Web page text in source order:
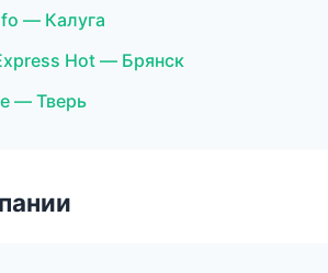
— Калуга
Hot — Брянск
— Тверь